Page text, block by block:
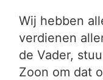
Wij hebben
verdienen
de Vader,
Zoon om dat